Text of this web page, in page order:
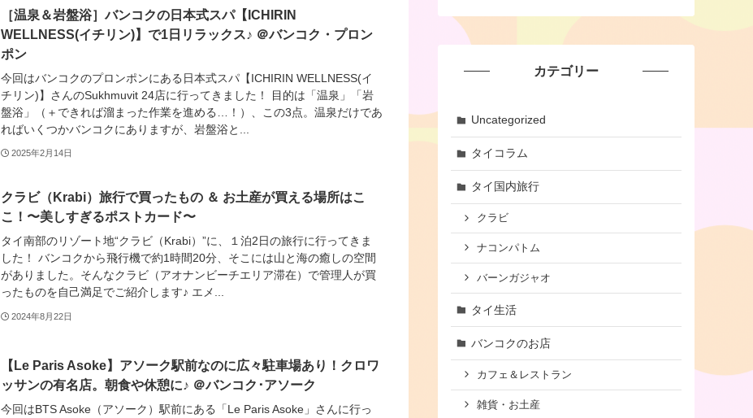
［温泉＆岩盤浴］バンコクの日本式スパ【ICHIRIN
WELLNESS(イチリン)】で1日リラックス♪ ＠バンコク・プロン
ポン
今回はバンコクのプロンポンにある日本式スパ【ICHIRIN WELLNESS(イ
チリン)】さんのSukhmuvit 24店に行ってきました！ 目的は「温泉」「岩
盤浴」（＋できれば溜まった作業を進める…！）、この3点。温泉だけであ
ればいくつかバンコクにありますが、岩盤浴と...
2025年2月14日
クラビ（Krabi）旅行で買ったもの ＆ お土産が買える場所はこ
こ！〜美しすぎるポストカード〜
タイ南部のリゾート地“クラビ（Krabi）”に、１泊2日の旅行に行ってきま
した！ バンコクから飛行機で約1時間20分、そこには山と海の癒しの空間
がありました。そんなクラビ（アオナンビーチエリア滞在）で管理人が買
ったものを自己満足でご紹介します♪ エメ...
2024年8月22日
【Le Paris Asoke】アソーク駅前なのに広々駐車場あり！クロワ
ッサンの有名店。朝食や休憩に♪ ＠バンコク･アソーク
今回はBTS Asoke（アソーク）駅前にある「Le Paris Asoke」さんに行っ
カテゴリー
Uncategorized
タイコラム
タイ国内旅行
クラビ
ナコンパトム
バーンガジャオ
タイ生活
バンコクのお店
カフェ＆レストラン
雑貨・お土産